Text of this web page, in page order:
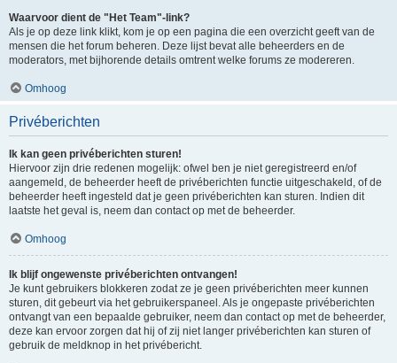
Waarvoor dient de "Het Team"-link?
Als je op deze link klikt, kom je op een pagina die een overzicht geeft van de
mensen die het forum beheren. Deze lijst bevat alle beheerders en de
moderators, met bijhorende details omtrent welke forums ze modereren.
Omhoog
Privéberichten
Ik kan geen privéberichten sturen!
Hiervoor zijn drie redenen mogelijk: ofwel ben je niet geregistreerd en/of
aangemeld, de beheerder heeft de privéberichten functie uitgeschakeld, of de
beheerder heeft ingesteld dat je geen privéberichten kan sturen. Indien dit
laatste het geval is, neem dan contact op met de beheerder.
Omhoog
Ik blijf ongewenste privéberichten ontvangen!
Je kunt gebruikers blokkeren zodat ze je geen privéberichten meer kunnen
sturen, dit gebeurt via het gebruikerspaneel. Als je ongepaste privéberichten
ontvangt van een bepaalde gebruiker, neem dan contact op met de beheerder,
deze kan ervoor zorgen dat hij of zij niet langer privéberichten kan sturen of
gebruik de meldknop in het privébericht.